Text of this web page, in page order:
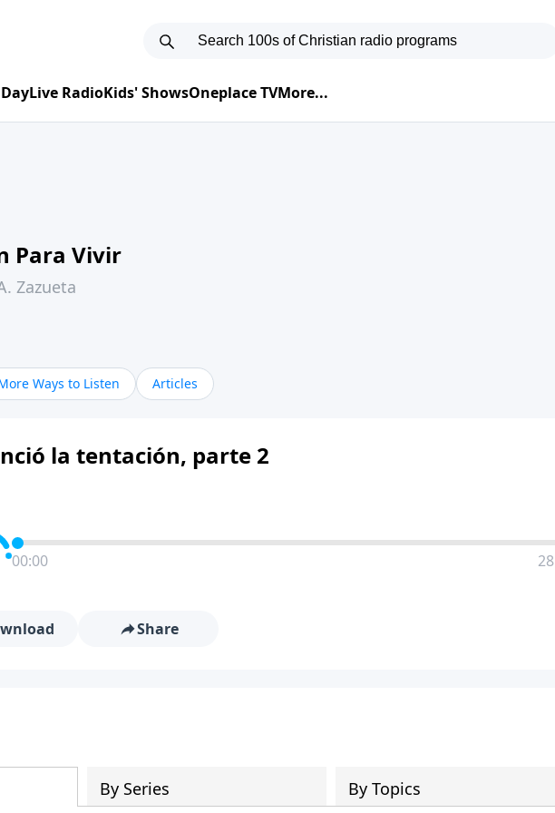
Live RadioKids' ShowsOneplace TVMore...
Para Vivir
Zazueta
Ways to Listen Articles
la tentación, parte 2
00:00
Share
By Series By Topics